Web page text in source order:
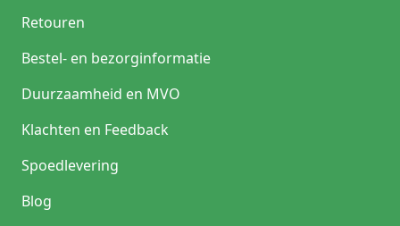
Retouren
Bestel- en bezorginformatie
Duurzaamheid en MVO
Klachten en Feedback
Spoedlevering
Blog